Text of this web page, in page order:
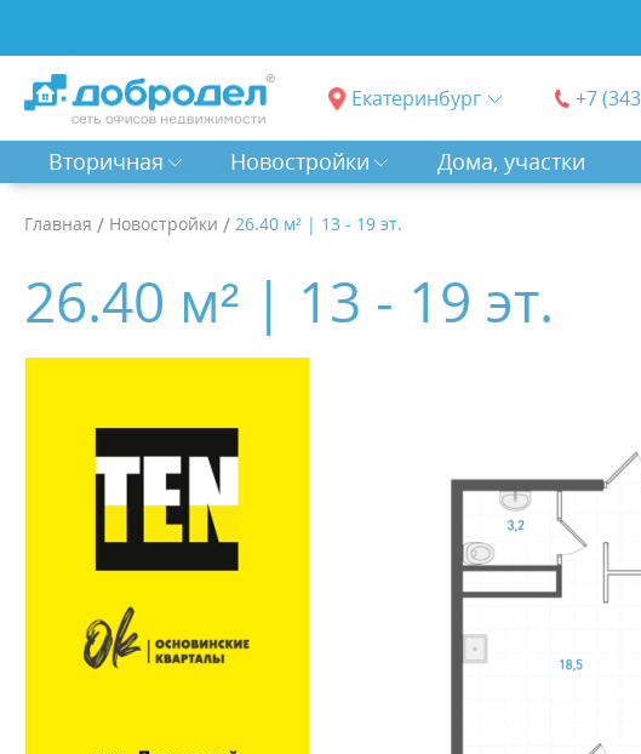
Екатеринбург +7
Вторичная Новостройки Дома, участки
Главная / Новостройки / 26.40 м² | 13 - 19 эт.
26.40 м² | 13 - 19 эт.